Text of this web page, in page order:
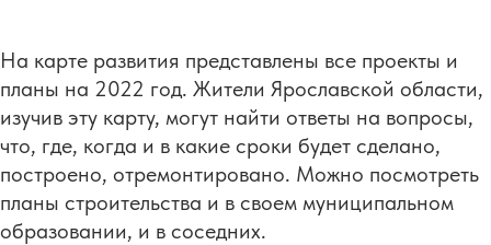
На карте развития представлены все проекты и
планы на 2022 год. Жители Ярославской области,
изучив эту карту, могут найти ответы на вопросы,
что, где, когда и в какие сроки будет сделано,
построено, отремонтировано. Можно посмотреть
планы строительства и в своем муниципальном
образовании, и в соседних.